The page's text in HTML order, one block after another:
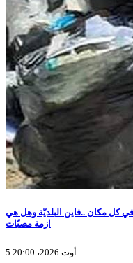
كل مكان ..فاين البلديّة وهل هي
ازمة مصبّات
5 أوت 2026، 20:00